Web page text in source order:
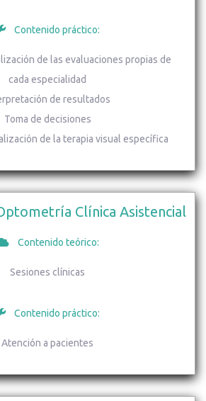
Contenido práctico:
de las evaluaciones propias de
cada especialidad
de resultados
Toma de decisiones
de la terapia visual específica
Clínica Asistencial
Contenido teórico:
Sesiones clínicas
Contenido práctico:
Atención a pacientes